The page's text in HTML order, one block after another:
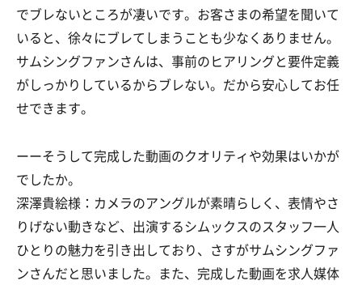
でブレないところが凄いです。お客さまの希望を聞いて
いると、徐々にブレてしまうことも少なくありません。
サムシングファンさんは、事前のヒアリングと要件定義
がしっかりしているからブレない。だから安心してお任
せできます。
ーーそうして完成した動画のクオリティや効果はいかが
でしたか。
深澤貴絵様：カメラのアングルが素晴らしく、表情やさ
りげない動きなど、出演するシムックスのスタッフ一人
ひとりの魅力を引き出しており、さすがサムシングファ
ンさんだと思いました。また、完成した動画を求人媒体